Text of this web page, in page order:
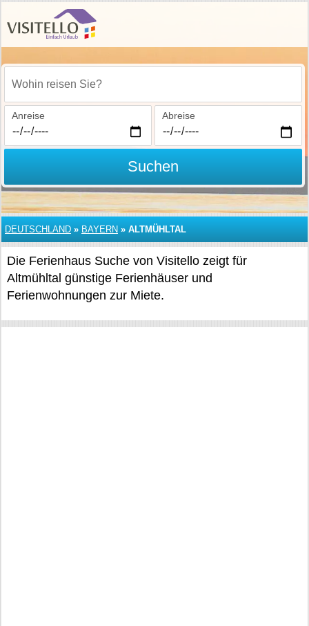
Wohin reisen Sie?
Anreise Abreise
Suchen
DEUTSCHLAND » BAYERN » ALTMÜHLTAL
Die Ferienhaus Suche von Visitello zeigt für
Altmühltal günstige Ferienhäuser und
Ferienwohnungen zur Miete.